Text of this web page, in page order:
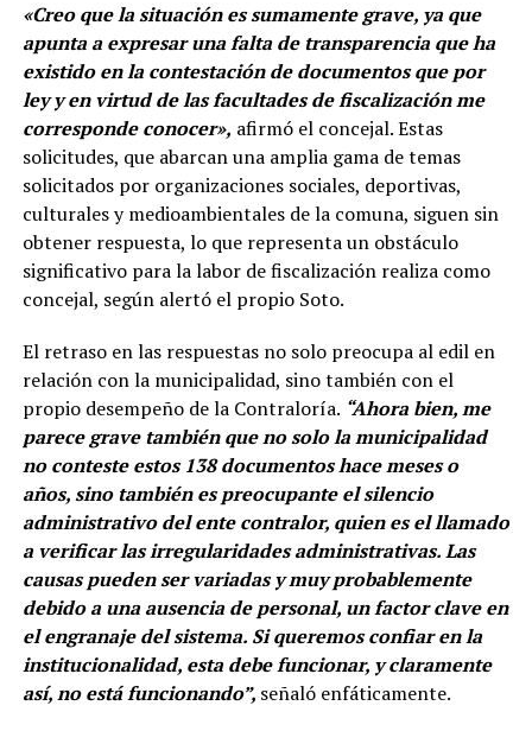
«Creo que la situación es sumamente grave, ya que
apunta a expresar una falta de transparencia que ha
existido en la contestación de documentos que por
ley y en virtud de las facultades de fiscalización me
corresponde conocer», afirmó el concejal. Estas
solicitudes, que abarcan una amplia gama de temas
solicitados por organizaciones sociales, deportivas,
culturales y medioambientales de la comuna, siguen sin
obtener respuesta, lo que representa un obstáculo
significativo para la labor de fiscalización realiza como
concejal, según alertó el propio Soto.
El retraso en las respuestas no solo preocupa al edil en
relación con la municipalidad, sino también con el
propio desempeño de la Contraloría. “Ahora bien, me
parece grave también que no solo la municipalidad
no conteste estos 138 documentos hace meses o
años, sino también es preocupante el silencio
administrativo del ente contralor, quien es el llamado
a verificar las irregularidades administrativas. Las
causas pueden ser variadas y muy probablemente
debido a una ausencia de personal, un factor clave en
el engranaje del sistema. Si queremos confiar en la
institucionalidad, esta debe funcionar, y claramente
así, no está funcionando”, señaló enfáticamente.